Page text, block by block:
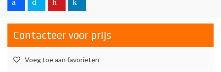
Contacteer voor prijs
Voeg toe aan favorieten